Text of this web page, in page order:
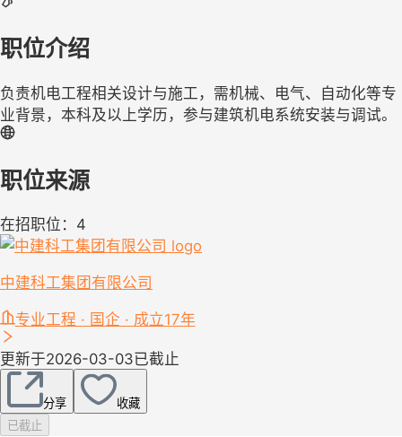
职位介绍
负责机电工程相关设计与施工，需机械、电气、自动化等专
业背景，本科及以上学历，参与建筑机电系统安装与调试。
职位来源
在招职位：4
中建科工集团有限公司
专业工程 · 国企 · 成立17年
更新于2026-03-03已截止
分享
收藏
已截止